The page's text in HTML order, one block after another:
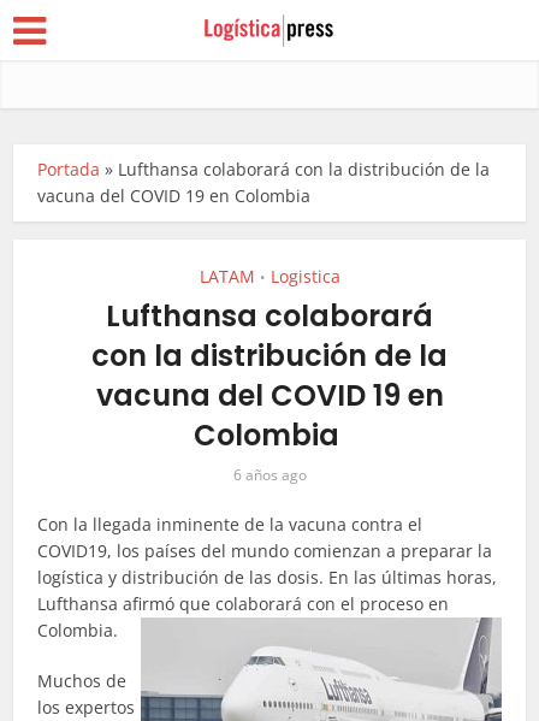
Portada » Lufthansa colaborará con la distribución de la
vacuna del COVID 19 en Colombia
LATAM • Logistica
Lufthansa colaborará
con la distribución de la
vacuna del COVID 19 en
Colombia
6 años ago
Con la llegada inminente de la vacuna contra el
COVID19, los países del mundo comienzan a preparar la
logística y distribución de las dosis. En las últimas horas,
Lufthansa afirmó que colaborará con el proceso en
Colombia.
Muchos de
los expertos